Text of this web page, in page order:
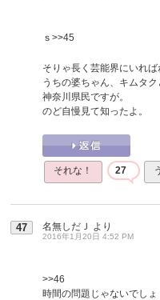
ｓ >>45
そりゃ長く芸能界にいれば
うちの婆ちゃん、キムタ
神奈川県民ですが。
のど自慢見て知ったよ。
それな！ 27
47 名無しだＪ より
2016年1月20日 4:52 PM
>>46
時間の問題じゃないでしょ